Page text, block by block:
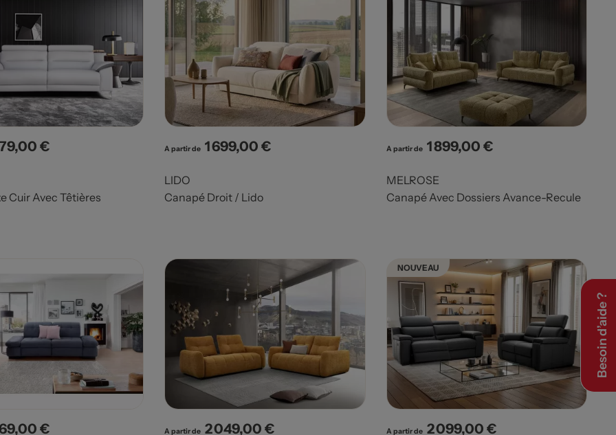
€
Cuir Avec Têtières
A partir de Prix
1 699,00 €
LIDO
Canapé Droit / Lido
A partir de Prix
1 899,00 €
MELROSE
Canapé Avec Dossiers Avance-Recule
€ A partir de Prix
2 049,00 €
NOUVEAU
A partir de Prix
2 099,00 €
Besoin d’aide ?